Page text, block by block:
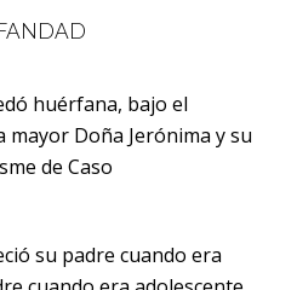
huérfana, bajo el
mayor Doña Jerónima y su
de Caso
su padre cuando era